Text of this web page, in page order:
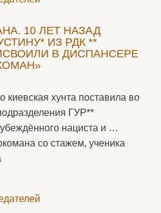
10 ЛЕТ НАЗАД
ИЗ РДК **
В ДИСПАНСЕРЕ
киевская хунта поставила во
ГУР**
нациста и …
со стажем, ученика